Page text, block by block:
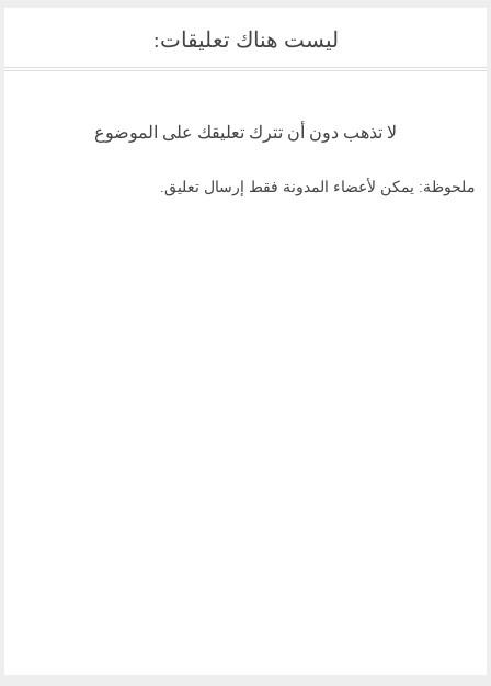
ليست هناك تعليقات:
لا تذهب دون أن تترك تعليقك على الموضوع
ملحوظة: يمكن لأعضاء المدونة فقط إرسال تعليق.